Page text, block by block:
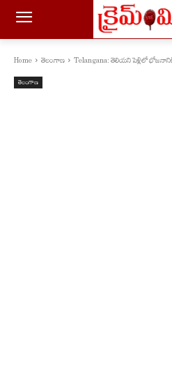
Home తెలంగాణ Telangana: తెలియని పెళ్లిలో భోజనానికి
తెలంగాణ